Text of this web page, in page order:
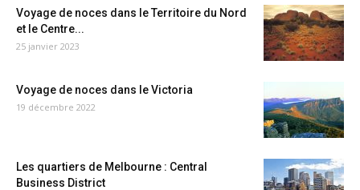
Voyage de noces dans le Territoire du Nord
et le Centre...
25 janvier 2023
Voyage de noces dans le Victoria
19 décembre 2022
Les quartiers de Melbourne : Central
Business District